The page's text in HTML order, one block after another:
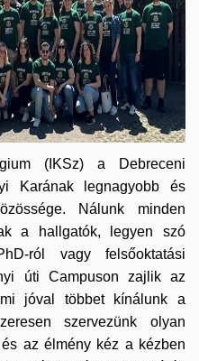
(IKSz) a Debreceni
Karának legnagyobb és
Nálunk minden
a hallgatók, legyen szó
ról vagy felsőoktatási
úti Campuson zajlik az
jóval többet kínálunk a
szervezünk olyan
az élmény kéz a kézben